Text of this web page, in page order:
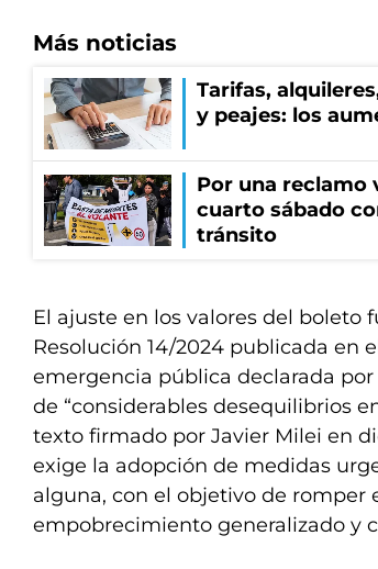
Más noticias
Tarifas,
y peajes: los
Por una reclamo
cuarto sábado
tránsito
El ajuste en los valores del boleto
Resolución 14/2024 publicada en
emergencia pública declarada
de “considerables desequilibrios
texto firmado por Javier Milei en
exige la adopción de medidas
alguna, con el objetivo de romper
empobrecimiento generalizado y